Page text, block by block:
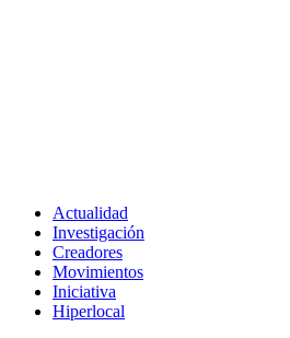
Actualidad
Investigación
Creadores
Movimientos
Iniciativa
Hiperlocal